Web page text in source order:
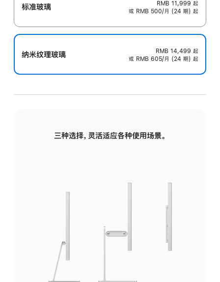
标准玻璃 RMB 11,999 起
或 RMB 500/月 (24 期) 起
纳米纹理玻璃 RMB 14,499 起
或 RMB 605/月 (24 期) 起
三种选择，灵活适应各种使用场景。